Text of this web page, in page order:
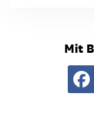
Mit